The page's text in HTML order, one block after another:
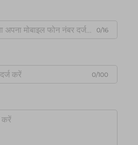
0/16
0/100